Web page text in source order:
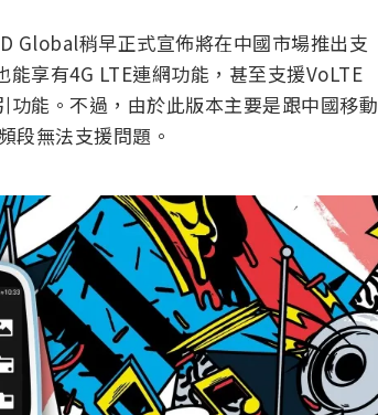
Global稍早正式宣佈將在中國市場推出支
享有4G LTE連網功能，甚至支援VoLTE
能。不過，由於此版本主要是跟中國移動
段無法支援問題。